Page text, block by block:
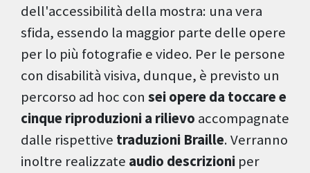
dell'accessibilità della mostra: una vera
sfida, essendo la maggior parte delle opere
per lo più fotografie e video. Per le persone
con disabilità visiva, dunque, è previsto un
percorso ad hoc con sei opere da toccare e
cinque riproduzioni a rilievo accompagnate
dalle rispettive traduzioni Braille. Verranno
inoltre realizzate audio descrizioni per